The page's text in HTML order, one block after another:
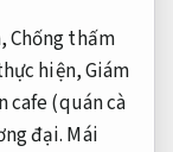
Chống thấm
hiện,Giám
cafe (quán cà
đại. Mái